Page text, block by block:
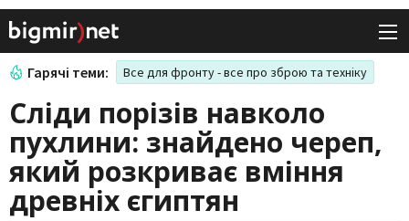
Гарячі теми: Все для фронту - все про зброю та техніку
Сліди порізів навколо
пухлини: знайдено череп,
який розкриває вміння
древніх єгиптян